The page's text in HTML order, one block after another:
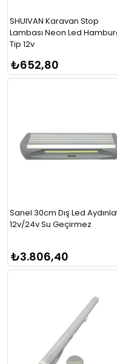
SHUIVAN Karavan Stop
Lambası Neon Led
Tip 12v
₺652,80
Sanel 30cm Dış Led
12v/24v Su Geçirmez
₺3.806,40